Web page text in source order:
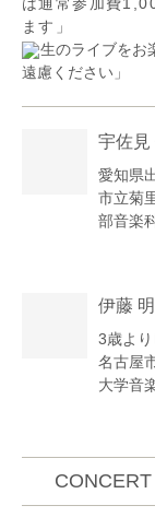
ます」
生のライブをお
遠慮ください」
宇佐見
愛知県
市立菊
部音楽
第66
田禎夫
マスタ
大学選
これま
園子、
ーディ
伊藤
3歳より
名古屋
大学音
2005
第15回
秀賞受